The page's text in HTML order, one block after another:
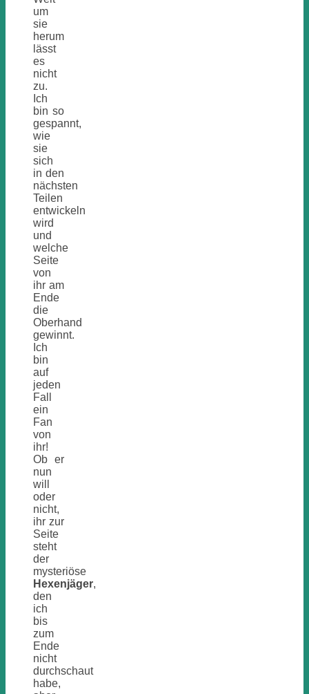
um
sie
herum
lässt
es
nicht
zu.
Ich
bin so
gespannt,
wie
sie
sich
in den
nächsten
Teilen
entwickeln
wird
und
welche
Seite
von
ihr am
Ende
die
Oberhand
gewinnt.
Ich
bin
auf
jeden
Fall
ein
Fan
von
ihr!
Ob er
nun
will
oder
nicht,
ihr zur
Seite
steht
der
mysteriöse
Hexenjäger,
den
ich
bis
zum
Ende
nicht
durchschaut
habe,